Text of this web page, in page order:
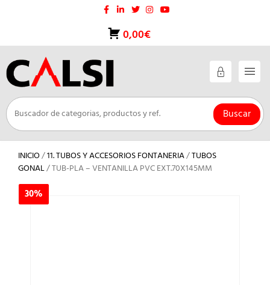
0,00€
Buscar
INICIO/11. TUBOS Y ACCESORIOS FONTANERIA/TUBOS
GONAL/ TUB-PLA – VENTANILLA PVC EXT.70X145MM
30%
30%